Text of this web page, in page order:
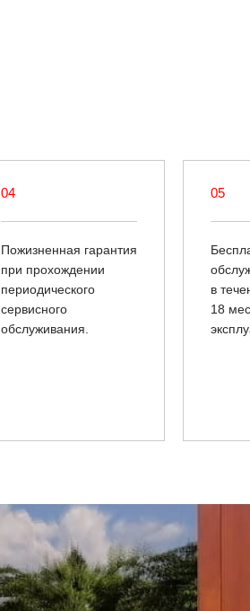
04
Пожизненная гарантия
при прохождении
периодического
сервисного
обслуживания.
05
в
18